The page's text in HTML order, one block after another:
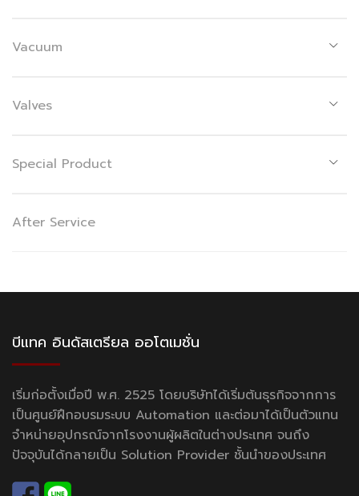
Vacuum
Valves
Special Product
After Service
บีแทค อินดัสเตรียล ออโตเมชั่น
เริ่มก่อตั้งเมื่อปี พ.ศ. 2525 โดยบริษัทได้เริ่มต้นธุรกิจจากการ
เป็นศูนย์ฝึกอบรมระบบ Automation และต่อมาได้เป็นตัวแทน
จำหน่ายอุปกรณ์จากโรงงานผู้ผลิตในต่างประเทศ จนถึง
ปัจจุบันได้กลายเป็น Solution Provider ชั้นนำของประเทศ